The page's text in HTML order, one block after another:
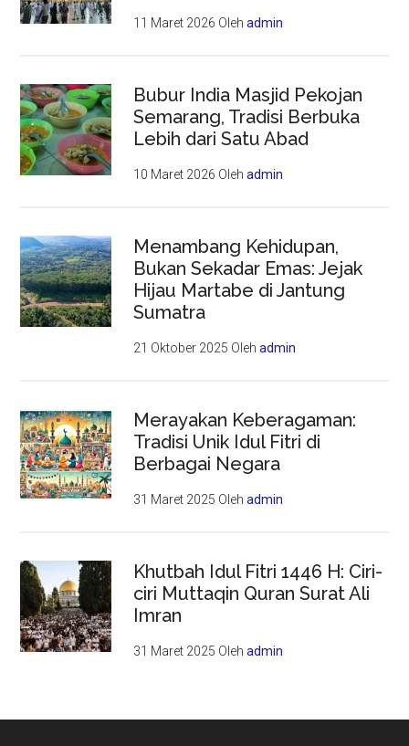
11 Maret 2026 Olehadmin
Bubur India Masjid Pekojan
Semarang, Tradisi Berbuka
Lebih dari Satu Abad
10 Maret 2026 Olehadmin
Menambang Kehidupan,
Bukan Sekadar Emas: Jejak
Hijau Martabe di Jantung
Sumatra
21 Oktober 2025 Olehadmin
Merayakan Keberagaman:
Tradisi Unik Idul Fitri di
Berbagai Negara
31 Maret 2025 Olehadmin
Khutbah Idul Fitri 1446 H: Ciri-
ciri Muttaqin Quran Surat Ali
Imran
31 Maret 2025 Olehadmin